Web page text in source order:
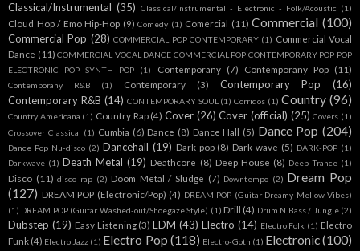
Classical/Instrumental (35) Classical/Instrumental - Electronic - Folk/Acoustic (1)
Cloud Hop / Emo Hip-Hop (9) Comedy (1) Comercial (11) Commercial (100)
Commercial Pop (28) COMMERCIAL POP CONTEMPORARY (1) Commercial Vocal
Dance (11) COMMERCIAL VOCAL DANCE COMMERCIAL POP CONTEMPORARY POP POP
ELECTRONIC POP SYNTH POP
(1) Contemporany (7) Contemporany Pop (11)
Contemporany R&B (1) Contemporary (3) Contemporary Pop
(16)
Contemporary R&B (14) CONTEMPORARY SOUL (1) Corridos (1) Country (96)
Country Americana (1) Country Rap (4) Cover (26) Cover (official) (25) Covers (1)
Crossover Classical (1) Cumbia (6) Dance (8) Dance Hall (5) Dance Pop (204)
Dance Pop Nu-disco (2) Dancehall (19) Dark pop (8) Dark wave (5) DARK-POP (1)
Darkwave (1) Death Metal (19) Deathcore (8) Deep House (8) Deep Trance (1)
Disco (11) disco rap (2) Doom Metal / Sludge (7) Downtempo (2) Dream Pop
(127) DREAM POP (Electronic/Pop) (4) DREAM POP (Guitar Dreamy Mellow Vibes)
(1) DREAM POP (Guitar Washed-out/Shoegaze Style) (1) Drill (4) Drum N Bass / Jungle (2)
Dubstep (19) Easy Listening (3) EDM (43) Electro (14) Electro Folk (1) Electro
Funk (4) Electro Jazz (1) Electro Pop (118) Electro-Goth (1) Electronic(100)